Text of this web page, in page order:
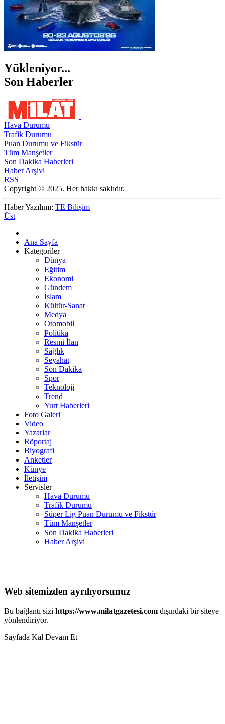
Yükleniyor...
Son Haberler
Hava Durumu
Trafik Durumu
Puan Durumu ve Fikstür
Tüm Manşetler
Son Dakika Haberleri
Haber Arşivi
RSS
Copyright © 2025. Her hakkı saklıdır.
Haber Yazılımı: TE Bilişim
Üst
Ana Sayfa
Kategoriler
Dünya
Eğitim
Ekonomi
Gündem
İslam
Kültür-Sanat
Medya
Otomobil
Politika
Resmi İlan
Sağlık
Seyahat
Son Dakika
Spor
Teknoloji
Trend
Yurt Haberleri
Foto Galeri
Video
Yazarlar
Röportaj
Biyografi
Anketler
Künye
İletişim
Servisler
Hava Durumu
Trafik Durumu
Süper Lig Puan Durumu ve Fikstür
Tüm Manşetler
Son Dakika Haberleri
Haber Arşivi
Web sitemizden ayrılıyorsunuz
Bu bağlantı sizi https://www.milatgazetesi.com dışındaki bir siteye
yönlendiriyor.
Sayfada Kal Devam Et